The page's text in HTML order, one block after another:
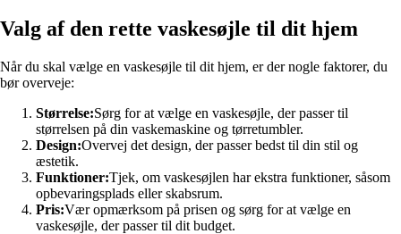
Valg af den rette vaskesøjle til dit hjem
Når du skal vælge en vaskesøjle til dit hjem, er der nogle faktorer, du
bør overveje:
Størrelse:Sørg for at vælge en vaskesøjle, der passer til
størrelsen på din vaskemaskine og tørretumbler.
Design:Overvej det design, der passer bedst til din stil og
æstetik.
Funktioner:Tjek, om vaskesøjlen har ekstra funktioner, såsom
opbevaringsplads eller skabsrum.
Pris:Vær opmærksom på prisen og sørg for at vælge en
vaskesøjle, der passer til dit budget.